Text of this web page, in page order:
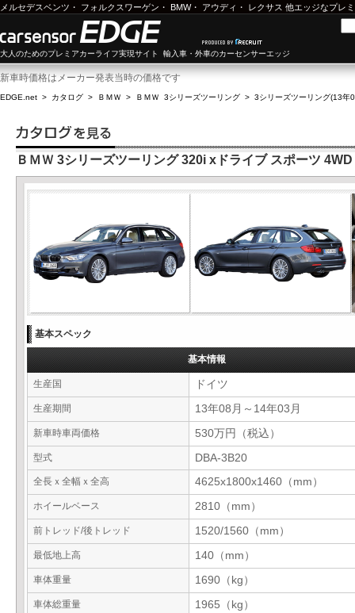
メルセデスベンツ ・ フォルクスワーゲン ・ BMW・ アウディ ・ レクサス 他エッジなプレ
大人のためのプレミアカーライフ実現サイト 輸入車・外車のカーセンサーエッジ
新車時価格はメーカー発表当時の価格です
EDGE.net > カタログ > ＢＭＷ > ＢＭＷ 3シリーズツーリング > 3シリーズツーリング(13年
ＢＭＷ 3シリーズツーリング 320i xドライブ スポーツ 4WD
基本スペック
基本情報
生産国 ドイツ
生産期間 13年08月～14年03月
新車時車両価格 530万円（税込）
型式 DBA-3B20
全長ｘ全幅ｘ全高 4625x1800x1460（mm）
ホイールベース 2810（mm）
前トレッド/後トレッド 1520/1560（mm）
最低地上高 140（mm）
車体重量 1690（kg）
車体総重量 1965（kg）